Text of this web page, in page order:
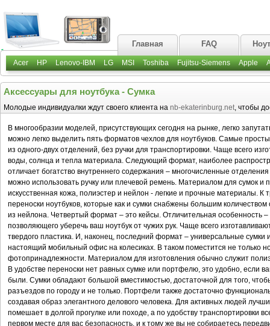
Главная FAQ
Acer HP Lenovo-IBM LG MSI Toshiba Fujitsu-Siemens Apple
Аксессуары для ноутбука - Сумка
Молодые индивидуалки ждут своего клиента на nb-ekaterinburg.net, чтобы
В многообразии моделей, присутствующих сегодня на рынке, легко
можно легко выделить пять форматов чехлов для ноутбуков. Самые
из одного-двух отделений, без ручки для транспортировки. Чаще всего
воды, солнца и тепла материала. Следующий формат, наиболее
отличает богатство внутреннего содержания – многочисленные
можно использовать ручку или плечевой ремень. Материалом для сумок и
искусственная кожа, полиэстер и нейлон - легкие и прочные материалы.
переноски ноутбуков, которые как и сумки снабжены большим
из нейлона. Четвертый формат – это кейсы. Отличительная особенность –
позволяющего уберечь ваш ноутбук от чужих рук. Чаще всего
твердого пластика. И, наконец, последний формат – универсальные
настоящий мобильный офис на колесиках. В таком поместится не только
фотопринадлежности. Материалом для изготовления обычно служит
В удобстве переноски нет равных сумке или портфелю, это удобно, если
были. Сумки обладают большой вместимостью, достаточной для того,
разъездов по городу и не только. Портфели также достаточно
создавая образ элегантного делового человека. Для активных людей
помешает в долгой прогулке или походе, а по удобству транспортировки
первом месте для вас безопасность, и к тому же вы не собираетесь